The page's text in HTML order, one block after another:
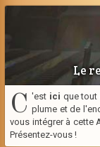
Le
C 'est ici que tout
plume et de
vous intégrer à cette
Présentez-vous !